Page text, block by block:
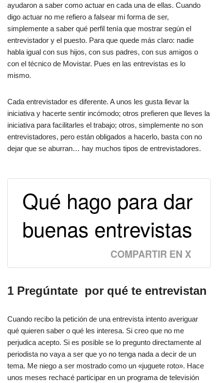
ayudaron a saber como actuar en cada una de ellas. Cuando
digo actuar no me refiero a falsear mi forma de ser,
simplemente a saber qué perfil tenía que mostrar según el
entrevistador y el puesto. Para que quede más claro: nadie
habla igual con sus hijos, con sus padres, con sus amigos o
con el técnico de Movistar. Pues en las entrevistas es lo
mismo.
Cada entrevistador es diferente. A unos les gusta llevar la
iniciativa y hacerte sentir incómodo; otros prefieren que lleves la
iniciativa para facilitarles el trabajo; otros, simplemente no son
entrevistadores, pero están obligados a hacerlo, basta con no
dejar que se aburran… hay muchos tipos de entrevistadores.
Qué hago para dar
buenas entrevistas
COMPARTIR EN X
1 Pregúntate por qué te entrevistan
Cuando recibo la petición de una entrevista intento averiguar
qué quieren saber o qué les interesa. Si creo que no me
perjudica acepto. Si es posible se lo pregunto directamente al
periodista no vaya a ser que yo no tenga nada a decir de un
tema. Me niego a ser mostrado como un «juguete roto». Hace
unos meses rechacé participar en un programa de televisión